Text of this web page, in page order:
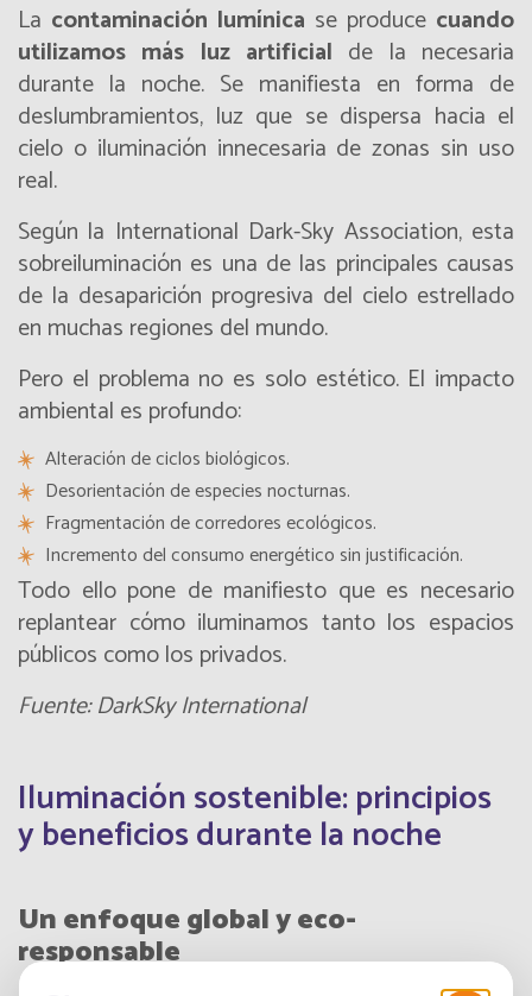
La contaminación lumínica se produce cuando
utilizamos más luz artificial de la necesaria
durante la noche. Se manifiesta en forma de
deslumbramientos, luz que se dispersa hacia el
cielo o iluminación innecesaria de zonas sin uso
real.
Según la International Dark-Sky Association, esta
sobreiluminación es una de las principales causas
de la desaparición progresiva del cielo estrellado
en muchas regiones del mundo.
Pero el problema no es solo estético. El impacto
ambiental es profundo:
Alteración de ciclos biológicos.
Desorientación de especies nocturnas.
Fragmentación de corredores ecológicos.
Incremento del consumo energético sin justificación.
Todo ello pone de manifiesto que es necesario
replantear cómo iluminamos tanto los espacios
públicos como los privados.
Fuente: DarkSky International
Iluminación sostenible: principios
y beneficios durante la noche
Un enfoque global y eco-
responsable